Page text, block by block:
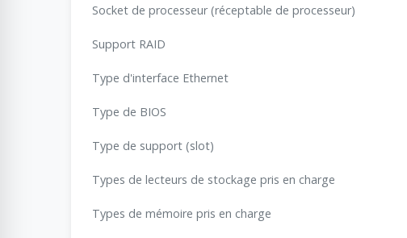
Socket de processeur (réceptable de processeur)
Support RAID
Type d'interface Ethernet
Type de BIOS
Type de support (slot)
Types de lecteurs de stockage pris en charge
Types de mémoire pris en charge